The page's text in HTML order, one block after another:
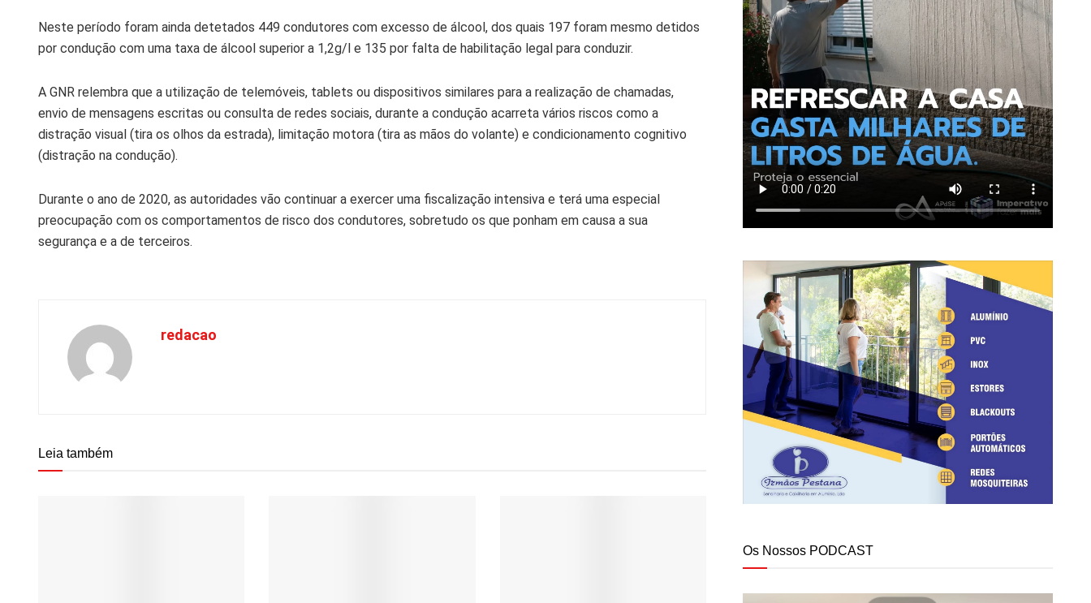
Neste período foram ainda detetados 449 condutores com excesso de álcool, dos quais 197 foram mesmo detidos
por condução com uma taxa de álcool superior a 1,2g/l e 135 por falta de habilitação legal para conduzir.
A GNR relembra que a utilização de telemóveis, tablets ou dispositivos similares para a realização de chamadas,
envio de mensagens escritas ou consulta de redes sociais, durante a condução acarreta vários riscos como a
distração visual (tira os olhos da estrada), limitação motora (tira as mãos do volante) e condicionamento cognitivo
(distração na condução).
Durante o ano de 2020, as autoridades vão continuar a exercer uma fiscalização intensiva e terá uma especial
preocupação com os comportamentos de risco dos condutores, sobretudo os que ponham em causa a sua
segurança e a de terceiros.
redacao
Leia também
Os Nossos PODCAST